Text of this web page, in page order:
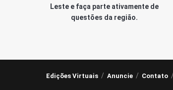
Leste e faça parte ativamente de
questões da região.
Edições Virtuais Anuncie Contato